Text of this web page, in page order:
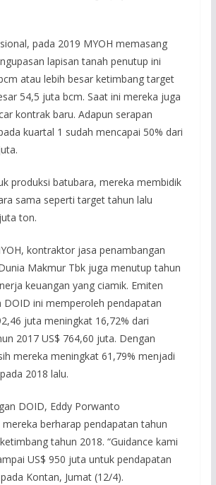
pada 2019 MYOH memasang
lapisan tanah penutup ini
atau lebih besar ketimbang target
54,5 juta bcm. Saat ini mereka juga
kontrak baru. Adapun serapan
kuartal 1 sudah mencapai 50% dari
produksi batubara, mereka membidik
sama seperti target tahun lalu
ton.
kontraktor jasa penambangan
Makmur Tbk juga menutup tahun
keuangan yang ciamik. Emiten
DOID ini memperoleh pendapatan
juta meningkat 16,72% dari
2017 US$ 764,60 juta. Dengan
mereka meningkat 61,79% menjadi
2018 lalu.
DOID, Eddy Porwanto
berharap pendapatan tahun
tahun 2018. “Guidance kami
US$ 950 juta untuk pendapatan
Kontan, Jumat (12/4).